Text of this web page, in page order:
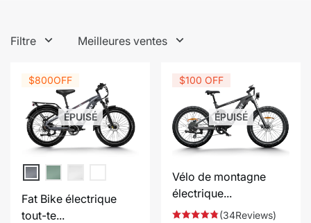
Filtre Meilleures ventes
$800OFF
ÉPUISÉ
Fat Bike électrique
tout-te...
$100 OFF
ÉPUISÉ
Vélo de montagne
électrique...
(34Reviews)